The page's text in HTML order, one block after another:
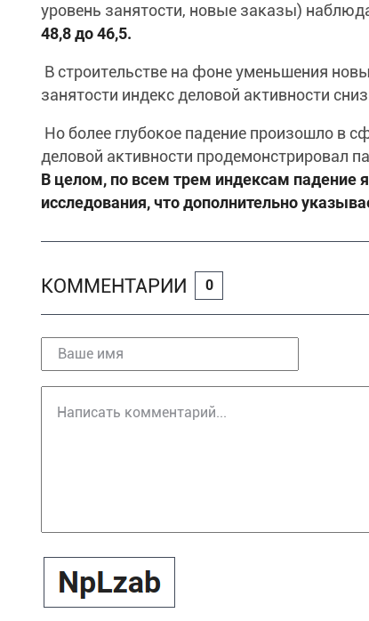
уровень занятости, новые заказы)
48,8 до 46,5.
В строительстве на фоне уменьшения
занятости индекс деловой активности
Но более глубокое падение произошло в
деловой активности продемонстрировал
В целом, по всем трем индексам падение
исследования, что дополнительно
КОММЕНТАРИИ 0